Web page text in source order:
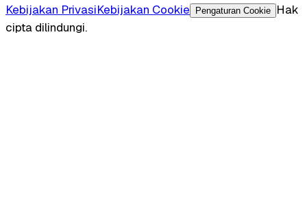
Kebijakan PrivasiKebijakan Cookie Pengaturan Cookie
Hak
cipta dilindungi.